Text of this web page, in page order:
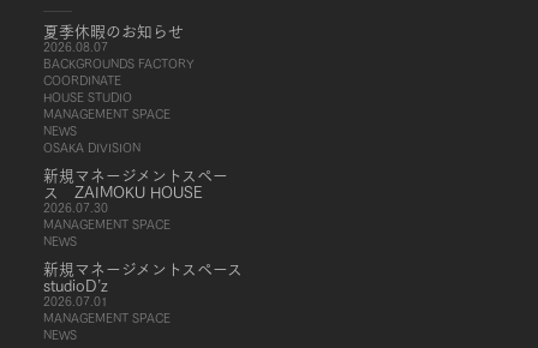
夏季休暇のお知らせ
2026.08.07
BACKGROUNDS FACTORY
COORDINATE
HOUSE STUDIO
MANAGEMENT SPACE
NEWS
OSAKA DIVISION
新規マネージメントスペー
ス ZAIMOKU HOUSE
2026.07.30
MANAGEMENT SPACE
NEWS
新規マネージメントスペース
studioD’z
2026.07.01
MANAGEMENT SPACE
NEWS